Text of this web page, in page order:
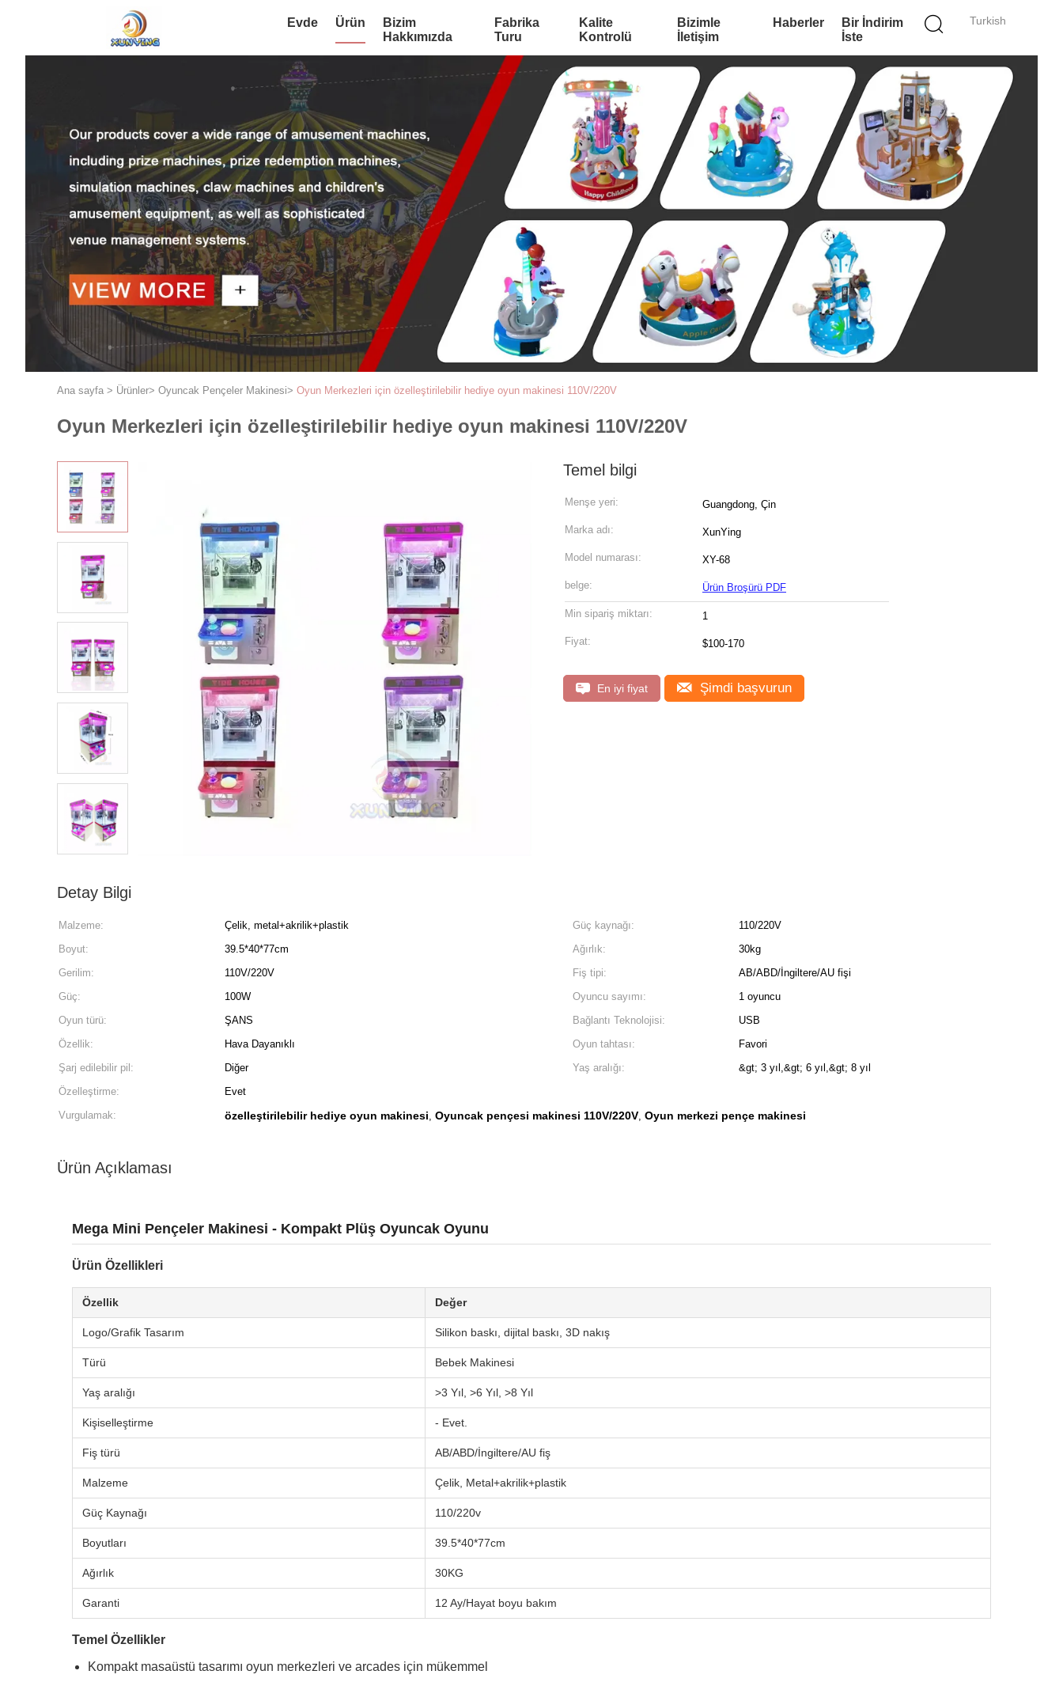
Turkish
Evde Ürün
Bizim
Hakkımızda
Fabrika
Turu
Kalite
Kontrolü
Bizimle
İletişim
Haberler
Bir İndirim
İste
Ana sayfa > Ürünler> Oyuncak Pençeler Makinesi> Oyun Merkezleri için özelleştirilebilir hediye oyun makinesi 110V/220V
Oyun Merkezleri için özelleştirilebilir hediye oyun makinesi 110V/220V
Temel bilgi
Menşe yeri: Guangdong, Çin
Marka adı: XunYing
Model numarası: XY-68
belge: Ürün Broşürü PDF
Min sipariş miktarı: 1
Fiyat: $100-170
En iyi fiyat Şimdi başvurun
Detay Bilgi
Malzeme: Çelik, metal+akrilik+plastik Güç kaynağı:
110/220V
Boyut:
39.5*40*77cm Ağırlık:
30kg
Gerilim:
110V/220V Fiş tipi:
AB/ABD/İngiltere/AU fişi
Güç:
100W Oyuncu sayımı:
1 oyuncu
Oyun türü:
ŞANS Bağlantı Teknolojisi:
USB
Özellik:
Hava Dayanıklı Oyun tahtası:
Favori
Şarj edilebilir pil:
Diğer Yaş aralığı:
&gt; 3 yıl,&gt; 6 yıl,&gt; 8 yıl
Özelleştirme:
Evet
Vurgulamak:
özelleştirilebilir hediye oyun makinesi, Oyuncak pençesi makinesi 110V/220V, Oyun merkezi pençe makinesi
Ürün Açıklaması
Mega Mini Pençeler Makinesi - Kompakt Plüş Oyuncak Oyunu
Ürün Özellikleri
Özellik Değer
Logo/Grafik Tasarım Silikon baskı, dijital baskı, 3D nakış
Türü Bebek Makinesi
Yaş aralığı >3 Yıl, >6 Yıl, >8 Yıl
Kişiselleştirme - Evet.
Fiş türü AB/ABD/İngiltere/AU fiş
Malzeme Çelik, Metal+akrilik+plastik
Güç Kaynağı 110/220v
Boyutları 39.5*40*77cm
Ağırlık 30KG
Garanti 12 Ay/Hayat boyu bakım
Temel Özellikler
Kompakt masaüstü tasarımı oyun merkezleri ve arcades için mükemmel